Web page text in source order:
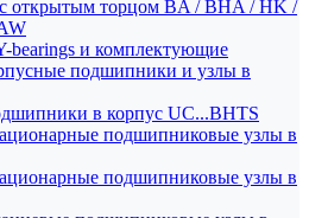
открытым торцом BA / BHA / HK /
и комплектующие
подшипники и узлы в
в корпус UC...BHTS
подшипниковые узлы в
подшипниковые узлы в